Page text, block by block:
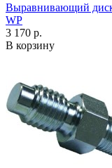
Выравнивающий
WP
3 170 р.
В корзину